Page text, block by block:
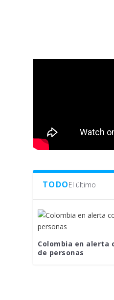
TODOEl último
Colombia en alerta
de personas